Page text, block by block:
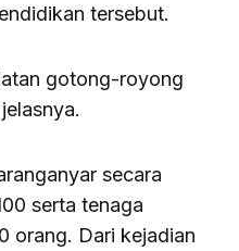
tersebut.
gotong-royong
secara
serta tenaga
orang. Dari kejadian